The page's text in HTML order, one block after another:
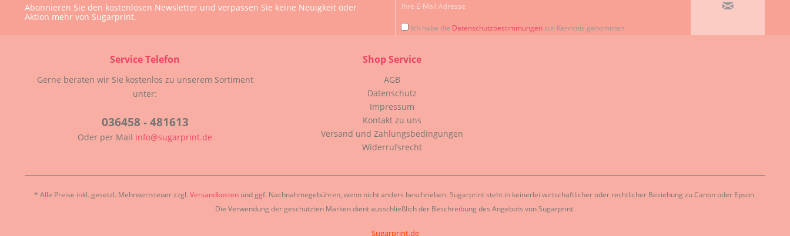
Service Telefon
Gerne beraten wir Sie kostenlos zu unserem Sortiment
unter:
036458 - 481613
Oder per Mail info@sugarprint.de
Shop Service
AGB
Datenschutz
Impressum
Kontakt zu uns
Versand und Zahlungsbedingungen
Widerrufsrecht
Abonnieren Sie den kostenlosen Newsletter und verpassen Sie keine Neuigkeit oder
Aktion mehr von Sugarprint.
Ich habe die Datenschutzbestimmungenzur Kenntnis genommen.
* Alle Preise inkl. gesetzl. Mehrwertsteuer zzgl. Versandkosten und ggf. Nachnahmegebühren, wenn nicht anders beschrieben. Sugarprint steht in keinerlei wirtschaftlicher oder rechtlicher Beziehung zu Canon oder Epson.
Die Verwendung der geschützten Marken dient ausschließlich der Beschreibung des Angebots von Sugarprint.
Sugarprint.de